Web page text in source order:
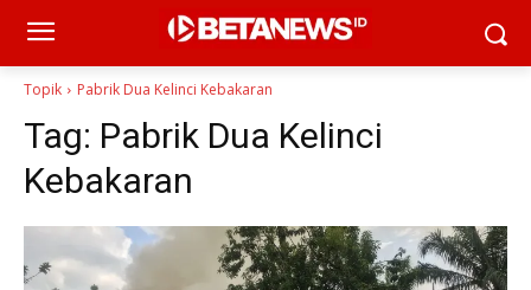
Topik Pabrik Dua Kelinci Kebakaran
Tag: Pabrik Dua Kelinci
Kebakaran